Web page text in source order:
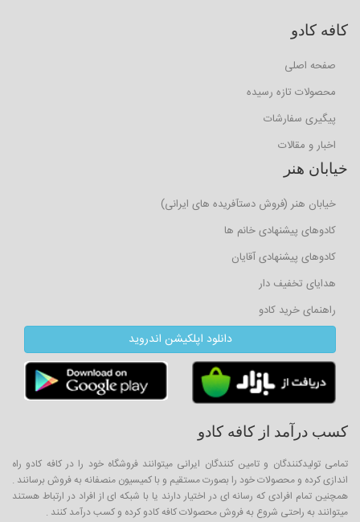
کافه کادو
صفحه اصلی
محصولات تازه رسیده
پیگیری سفارشات
اخبار و مقالات
خیابان هنر
خیابان هنر (فروش دستآفریده های ایرانی)
کادوهای پیشنهادی خانم ها
کادوهای پیشنهادی آقایان
هدایای تخفیف دار
راهنمای خرید کادو
دانلود اپلکیشن اندروید
کسب درآمد از کافه کادو
تمامی تولیدکنندگان و تامین کنندگان ایرانی میتوانند فروشگاه خود را در کافه کادو راه
اندازی کرده و محصولات خود را بصورت مستقیم و با کمیسیون منصفانه به فروش برسانند .
همچنین تمام افرادی که رسانه ای در اختیار دارند یا با شبکه ای از افراد در ارتباط هستند
میتوانند به راحتی شروع به فروش محصولات کافه کادو کرده و کسب درآمد کنند .